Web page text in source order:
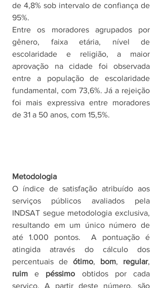
de 4,8% sob intervalo de confiança de
95%.
Entre os moradores agrupados por
gênero, faixa etária, nível de
escolaridade e religião, a maior
aprovação na cidade foi observada
entre a população de escolaridade
fundamental, com 73,6%. Já a rejeição
foi mais expressiva entre moradores
de 31 a 50 anos, com 15,5%.
Metodologia
O índice de satisfação atribuído aos
serviços públicos avaliados pela
INDSAT segue metodologia exclusiva,
resultando em um único número de
até 1.000 pontos.  A pontuação é
atingida através do cálculo dos
percentuais de ótimo, bom, regular
ruim e péssimo obtidos por cada
serviço. A partir deste número, são